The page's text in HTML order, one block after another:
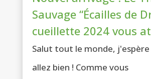
Sauvage “Écailles de
cueillette 2024 vous
Salut tout le monde, j'espère
allez bien ! Comme vous